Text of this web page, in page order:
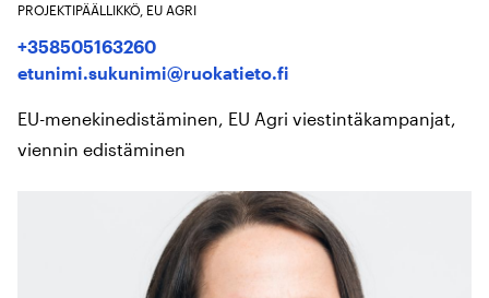
PROJEKTIPÄÄLLIKKÖ, EU AGRI
+358505163260
etunimi.sukunimi@ruokatieto.fi
EU-menekinedistäminen, EU Agri viestintäkampanjat,
viennin edistäminen